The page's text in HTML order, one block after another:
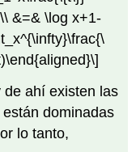
&=& \log x+1-
de ahí existen las
dominadas
lo tanto,